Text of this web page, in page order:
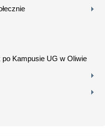
Kampusie UG w Oliwie